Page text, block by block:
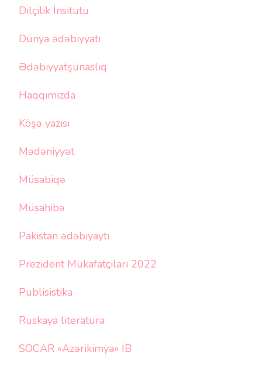
Dilçilik İnsitutu
Dünya ədəbiyyatı
Ədəbiyyatşünaslıq
Haqqımızda
Köşə yazısı
Mədəniyyət
Müsabiqə
Müsahibə
Pakistan ədəbiyaytı
Prezident Mükafatçıları 2022
Publisistika
Ruskaya literatura
SOCAR «Azərikimya» İB